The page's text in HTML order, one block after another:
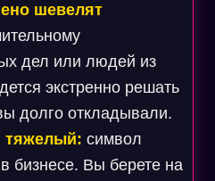
шевелят
дел или людей из
экстренно решать
долго откладывали.
тяжелый: символ
бизнесе. Вы берете на